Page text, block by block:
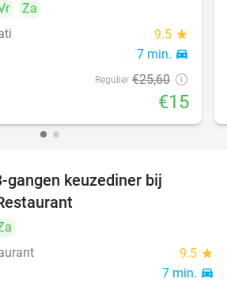
Za
9.5 star
7 min. directions_car
Regulier €25,60
€15
gangen keuzediner bij
9.5 star
7 min. directions_car